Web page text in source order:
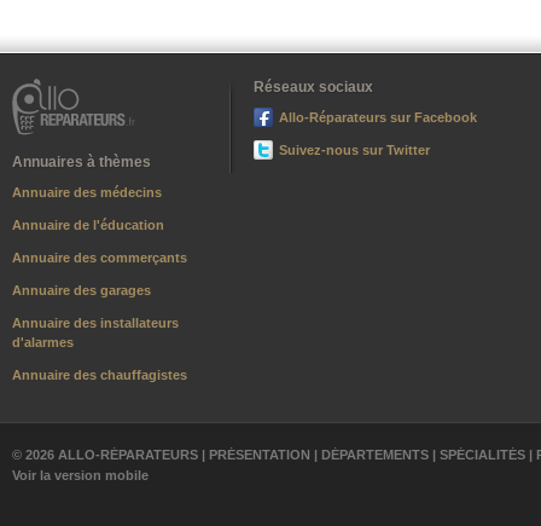
Annuaires à thèmes
Annuaire des médecins
Annuaire de l'éducation
Annuaire des commerçants
Annuaire des garages
Annuaire des installateurs
d'alarmes
Annuaire des chauffagistes
Réseaux sociaux
Allo-Réparateurs sur Facebook
Suivez-nous sur Twitter
© 2026 ALLO-RÉPARATEURS | PRÉSENTATION | DÉPARTEMENTS | SPÉCIALITÉS |
Voir la version mobile